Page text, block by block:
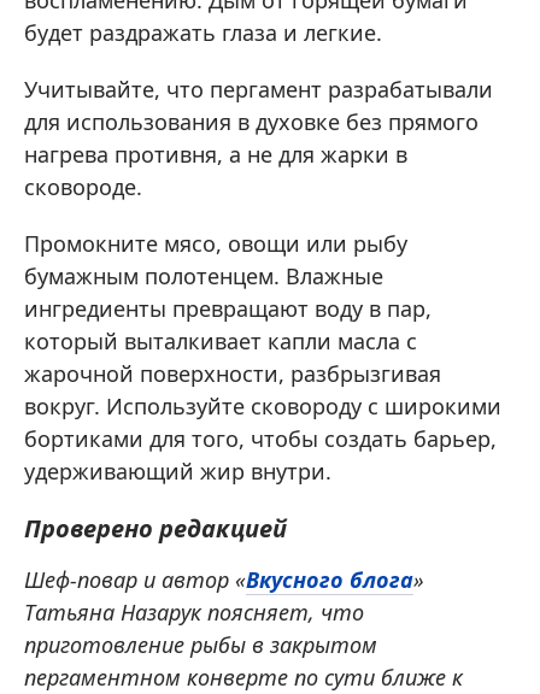
будет раздражать глаза и легкие.
Учитывайте, что пергамент разрабатывали
для использования в духовке без прямого
нагрева противня, а не для жарки в
сковороде.
Промокните мясо, овощи или рыбу
бумажным полотенцем. Влажные
ингредиенты превращают воду в пар,
который выталкивает капли масла с
жарочной поверхности, разбрызгивая
вокруг. Используйте сковороду с широкими
бортиками для того, чтобы создать барьер,
удерживающий жир внутри.
Проверено редакцией
Шеф-повар и автор «Вкусного блога»
Татьяна Назарук поясняет, что
приготовление рыбы в закрытом
пергаментном конверте по сути ближе к